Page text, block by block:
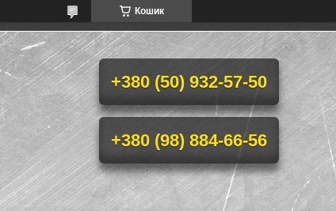
Кошик
+380 (50) 932-57-50
+380 (98) 884-66-56